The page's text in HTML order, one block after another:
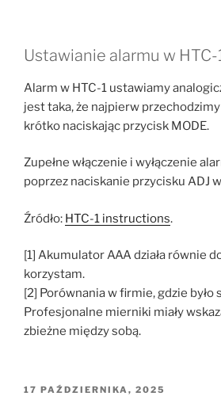
Ustawianie alarmu w HTC-
Alarm w HTC-1 ustawiamy
jest taka, że najpierw
krótko naciskając przycisk MODE.
Zupełne włączenie i wyłączenie
poprzez naciskanie przycisku ADJ
Źródło: HTC-1 instructions.
[1] Akumulator AAA działa równie
korzystam.
[2] Porównania w firmie, gdzie
Profesjonalne mierniki miały
zbieżne między sobą.
OPUBLIKOWANE
17 PAŹDZIERNIKA, 2025